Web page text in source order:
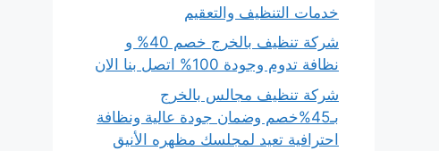
خدمات التنظيف والتعقيم
شركة تنظيف بالخرج خصم 40% و
نظافة تدوم وجودة 100% اتصل بنا الان
شركة تنظيف مجالس بالخرج
بـ45%خصم وضمان جودة عالية ونظافة
احترافية تعيد لمجلسك مظهره الأنيق